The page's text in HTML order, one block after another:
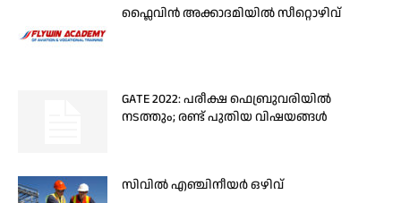
ഫ്ലൈവിൻ അക്കാദമിയിൽ സീറ്റൊഴിവ്
GATE 2022: പരീക്ഷ ഫെബ്രുവരിയില്‍
നടത്തും; രണ്ട് പുതിയ വിഷയങ്ങള്‍
സിവിൽ എഞ്ചിനീയർ ഒഴിവ്